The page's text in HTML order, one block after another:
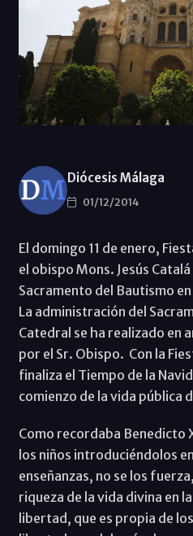
Diócesis Málaga
01/12/2014
El domingo 11 de enero,
el obispo Mons. Jesús
Sacramento del Bautismo
La administración del
Catedral se ha realizado en
por el Sr. Obispo. Con la
finaliza el Tiempo de la
comienzo de la vida pública
Como recordaba Benedicto
los niños introduciéndolos
enseñanzas, no se los
riqueza de la vida divina en
libertad, que es propia de